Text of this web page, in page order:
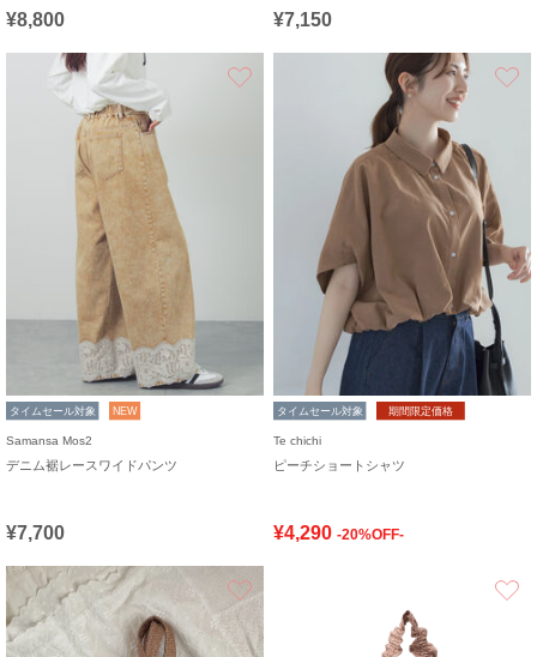
¥8,800 ¥7,150
タイムセール対象 NEW
Samansa Mos2
デニム裾レースワイドパンツ
¥7,700
タイムセール対象 期間限定価格
Te chichi
ピーチショートシャツ
¥4,290 -20%OFF-